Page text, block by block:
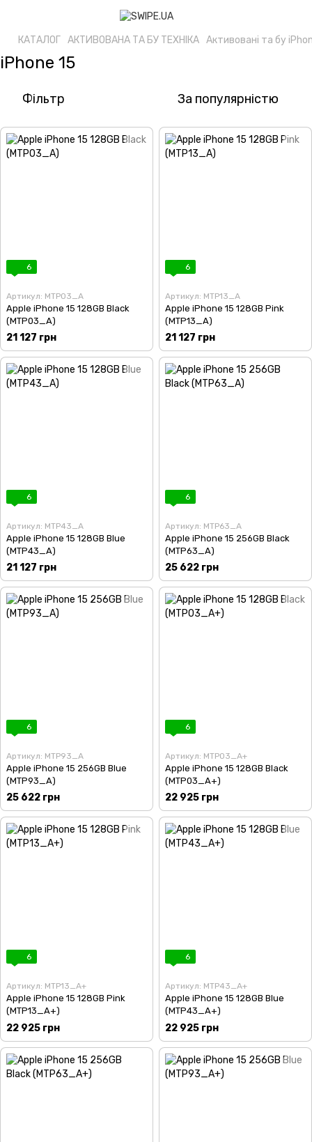
КАТАЛОГ АКТИВОВАНА ТА БУ ТЕХНІКА Активовані та бу
iPhone 15
Фільтр За популярністю
6
Артикул: MTP03_A
Apple iPhone 15 128GB Black
(MTP03_A)
21 127 грн
6
Артикул: MTP13_A
Apple iPhone 15 128GB Pink
(MTP13_A)
21 127 грн
6
Артикул: MTP43_A
Apple iPhone 15 128GB Blue
(MTP43_A)
21 127 грн
6
Артикул: MTP63_A
Apple iPhone 15 256GB Black
(MTP63_A)
25 622 грн
6
Артикул: MTP93_A
Apple iPhone 15 256GB Blue
(MTP93_A)
25 622 грн
6
Артикул: MTP03_A+
Apple iPhone 15 128GB Black
(MTP03_A+)
22 925 грн
6
Артикул: MTP13_A+
Apple iPhone 15 128GB Pink
(MTP13_A+)
22 925 грн
6
Артикул: MTP43_A+
Apple iPhone 15 128GB Blue
(MTP43_A+)
22 925 грн